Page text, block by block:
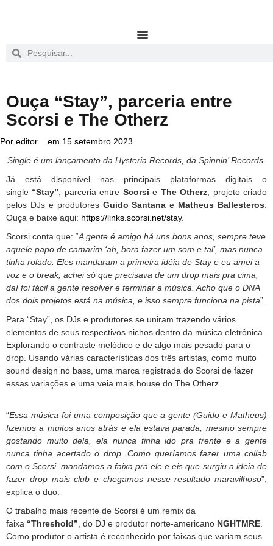
Ouça “Stay”, parceria entre
Scorsi e The Otherz
Por editor em 15 setembro 2023
Single é um lançamento da Hysteria Records, da Spinnin’ Records.
Já está disponível nas principais plataformas digitais o
single “Stay” , parceria entre Scorsie The Otherz , projeto criado
pelos DJs e produtores Guido Santanae Matheus Ballesteros
Ouça e baixe aqui: https://links.scorsi.net/stay.
Scorsi conta que: “A gente é amigo há uns bons anos, sempre teve
aquele papo de camarim ‘ah, bora fazer um som e tal’, mas nunca
tinha rolado. Eles mandaram a primeira idéia de Stay e eu amei a
voz e o break, achei só que precisava de um drop mais pra cima,
daí foi fácil a gente resolver e terminar a música. Acho que o DNA
dos dois projetos está na música, e isso sempre funciona na pista”.
Para “Stay”, os DJs e produtores se uniram trazendo vários
elementos de seus respectivos nichos dentro da música eletrônica.
Explorando o contraste melódico e de algo mais pesado para o
drop. Usando várias características dos três artistas, como muito
sound design no bass, uma marca registrada do Scorsi de fazer
essas variações e uma veia mais house do The Otherz.
“Essa música foi uma composição que a gente (Guido e Matheus)
fizemos a muitos anos atrás e ela estava parada, mesmo sempre
gostando muito dela, ela nunca tinha ido pra frente e a gente
nunca tinha acertado o drop. Como queríamos fazer uma collab
com o Scorsi, mandamos a faixa pra ele e eis que surgiu a ideia de
fazer drop mais club e chegamos nesse resultado maravilhoso”,
explica o duo.
O trabalho mais recente de Scorsi é um remix da
faixa “Threshold” , do DJ e produtor norte-americano NGHTMRE
Como produtor o artista é reconhecido por faixas que variam seus